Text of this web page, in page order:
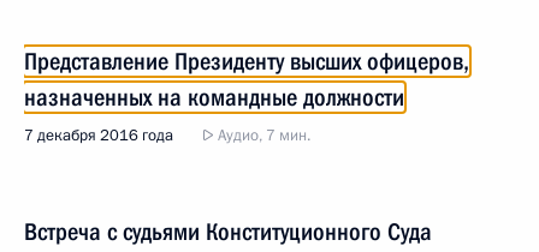
Представление Президенту высших офицеров,
назначенных на командные должности
7 декабря 2016 года Аудио, 7 мин.
Встреча с судьями Конституционного Суда